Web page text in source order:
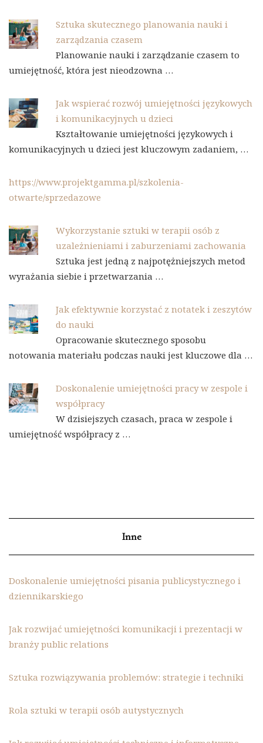
Sztuka skutecznego planowania nauki i
zarządzania czasem
Planowanie nauki i zarządzanie czasem to
umiejętność, która jest nieodzowna …
Jak wspierać rozwój umiejętności językowych
i komunikacyjnych u dzieci
Kształtowanie umiejętności językowych i
komunikacyjnych u dzieci jest kluczowym zadaniem, …
https://www.projektgamma.pl/szkolenia-
otwarte/sprzedazowe
Wykorzystanie sztuki w terapii osób z
uzależnieniami i zaburzeniami zachowania
Sztuka jest jedną z najpotężniejszych metod
wyrażania siebie i przetwarzania …
Jak efektywnie korzystać z notatek i zeszytów
do nauki
Opracowanie skutecznego sposobu
notowania materiału podczas nauki jest kluczowe dla …
Doskonalenie umiejętności pracy w zespole i
współpracy
W dzisiejszych czasach, praca w zespole i
umiejętność współpracy z …
Inne
Doskonalenie umiejętności pisania publicystycznego i
dziennikarskiego
Jak rozwijać umiejętności komunikacji i prezentacji w
branży public relations
Sztuka rozwiązywania problemów: strategie i techniki
Rola sztuki w terapii osób autystycznych